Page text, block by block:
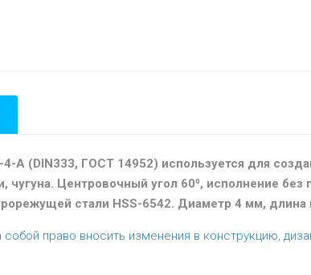
A (DIN333, ГОСТ 14952) используется для
Центровочный угол 60⁰, исполнение без
стали HSS-6542. Диаметр 4 мм,
собой право вносить изменения в конструкцию,